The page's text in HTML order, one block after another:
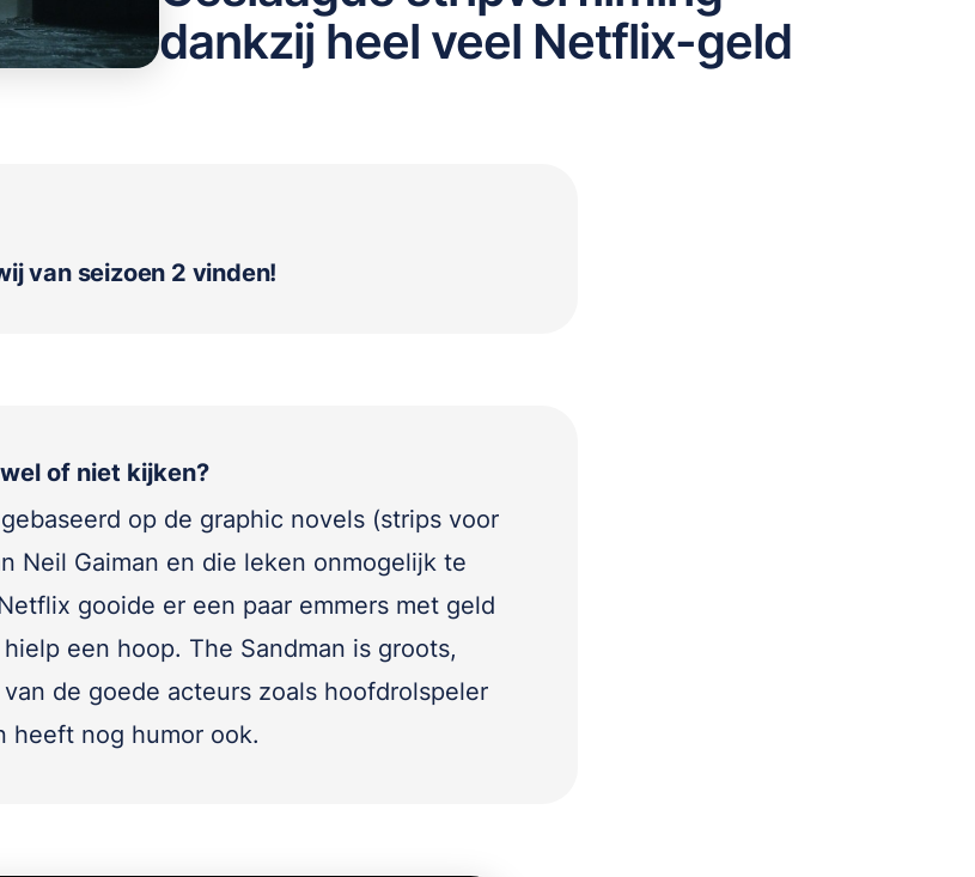
dankzij heel veel Netflix-geld
van seizoen 2 vinden!
of niet kijken?
op de graphic novels (strips voor
Neil Gaiman en die leken onmogelijk te
gooide er een paar emmers met geld
een hoop. The Sandman is groots,
de goede acteurs zoals hoofdrolspeler
heeft nog humor ook.